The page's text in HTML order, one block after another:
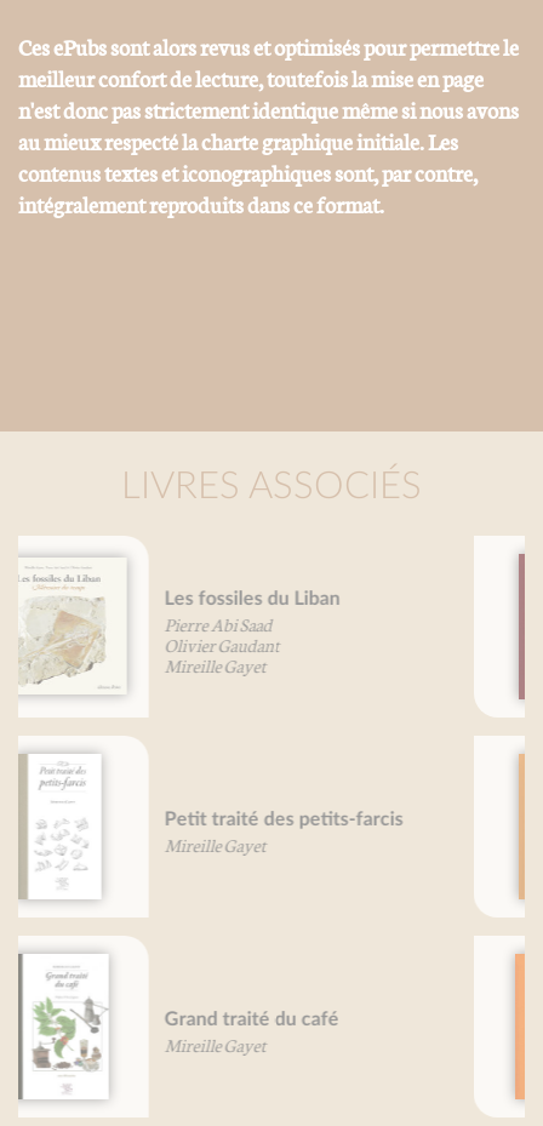
Ces ePubs sont alors revus et optimisés pour permettre le
meilleur confort de lecture, toutefois la mise en page
n'est donc pas strictement identique même si nous avons
au mieux respecté la charte graphique initiale. Les
contenus textes et iconographiques sont, par contre,
intégralement reproduits dans ce format.
LIVRES ASSOCIÉS
Petit traité de la confiture
(nouvelle édition)
Mireille Gayet
Petit traité du burger
Pierre Leclercq
Grand Traité des épices
Mireille Gayet